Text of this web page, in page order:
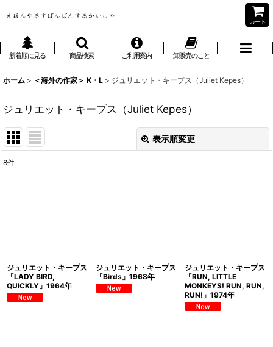
カート
新着順に見る 商品検索 ご利用案内 卸販売のこと
ホーム > ＜海外の作家＞ K・L > ジュリエット・キープス（Juliet Kepes）
ジュリエット・キープス（Juliet Kepes）
表示順変更
8件
ジュリエット・キープス
「LADY BIRD,
QUICKLY」1964年
ジュリエット・キープス
「Birds」1968年
ジュリエット・キープス
「RUN, LITTLE
MONKEYS! RUN, RUN,
RUN!」1974年